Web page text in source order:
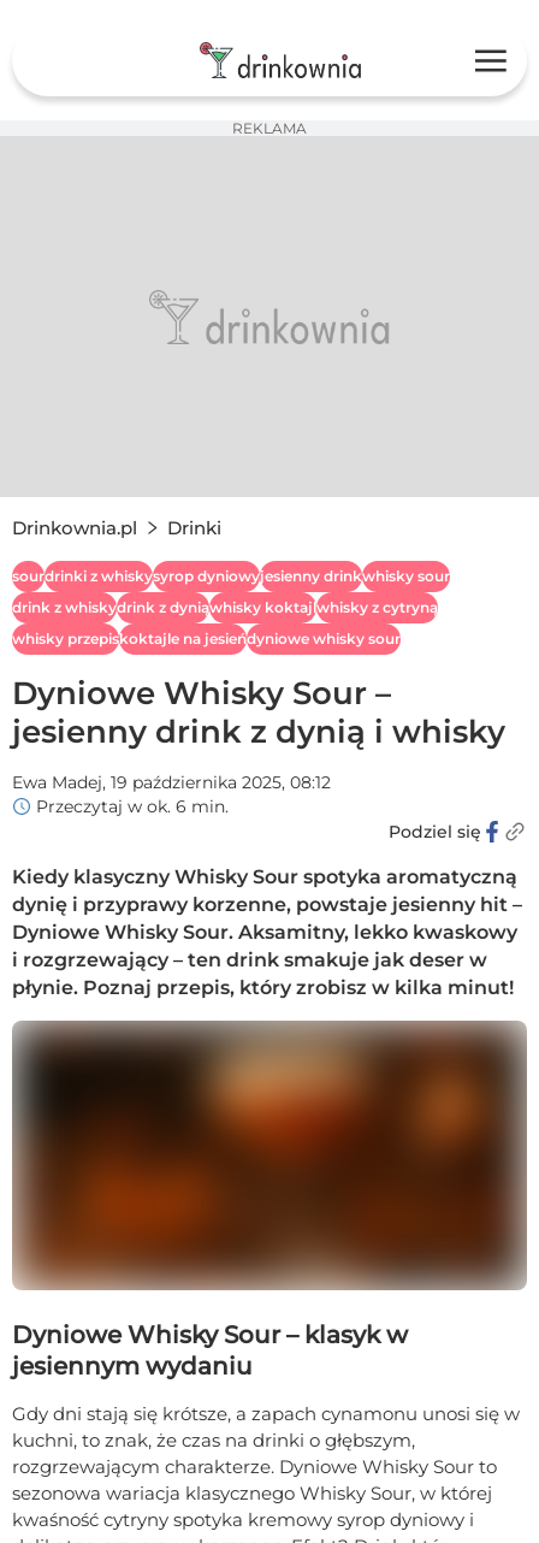
REKLAMA
Drinkownia.pl Drinki
sourdrinki z whiskysyrop dyniowyjesienny drinkwhisky sour
drink z whiskydrink z dyniąwhisky koktajlwhisky z cytryną
whisky przepiskoktajle na jesieńdyniowe whisky sour
Dyniowe Whisky Sour –
jesienny drink z dynią i whisky
Ewa Madej, 19 października 2025, 08:12
Przeczytaj w ok. 6 min.
Podziel się
Kiedy klasyczny Whisky Sour spotyka aromatyczną
dynię i przyprawy korzenne, powstaje jesienny hit –
Dyniowe Whisky Sour. Aksamitny, lekko kwaskowy
i rozgrzewający – ten drink smakuje jak deser w
płynie. Poznaj przepis, który zrobisz w kilka minut!
Dyniowe Whisky Sour – klasyk w
jesiennym wydaniu
Gdy dni stają się krótsze, a zapach cynamonu unosi się w
kuchni, to znak, że czas na drinki o głębszym,
rozgrzewającym charakterze. Dyniowe Whisky Sour to
sezonowa wariacja klasycznego Whisky Sour, w której
kwaśność cytryny spotyka kremowy syrop dyniowy i